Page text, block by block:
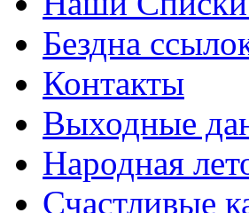
Бездна
Контакты
Выходные
Народная
Счастливые